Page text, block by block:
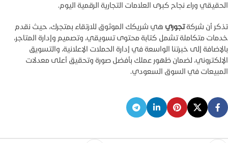
الحقيقي وراء نجاح كبرى العلامات التجارية الرقمية اليوم.
تذكر أن شركةتجوري هي شريكك الموثوق للارتقاء بمتجرك، حيث نقدم
خدمات متكاملة تشمل كتابة محتوى تسويقي، وتصميم وإدارة المتاجر،
بالإضافة إلى خبرتنا الواسعة في إدارة الحملات الإعلانية، والتسويق
الإلكتروني، لضمان ظهور عملك بأفضل صورة وتحقيق أعلى معدلات
المبيعات في السوق السعودي.